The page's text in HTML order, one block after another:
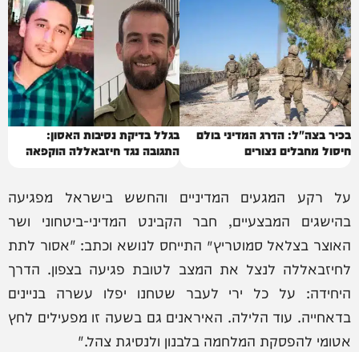
בכיר בצה"ל: הדרג המדיני בולם
חיסול מחבלים נצורים
בגלל בדיקת נסיבות האסון:
התגובה נגד חיזבאללה הוקפאה
על רקע המגעים המדיניים והחשש בישראל מפגיעה
בהישגים המבצעיים, חבר הקבינט המדיני-ביטחוני ושר
האוצר בצלאל סמוטריץ׳ התייחס לנושא וכתב: "אסור לתת
לחיזבאללה לנצל את המצב לטובת פגיעה בצפון. הדרך
היחידה: על כל ירי לעבר שטחנו יפלו עשרה בניינים
בדאחייה. עוד הלילה. האיראנים גם בשעה זו מפעילים לחץ
אטומי להפסקת המלחמה בלבנון ולנסיגת צהל."